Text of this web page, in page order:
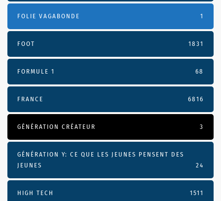
FOLIE VAGABONDE 1
FOOT 1831
FORMULE 1 68
FRANCE 6816
GÉNÉRATION CRÉATEUR 3
GÉNÉRATION Y: CE QUE LES JEUNES PENSENT DES
JEUNES
24
HIGH TECH 1511